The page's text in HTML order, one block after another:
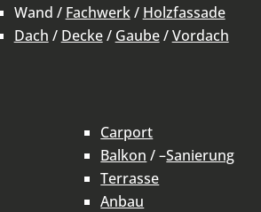
Wand / Fachwerk/ Holzfassade
Dach / Decke/ Gaube/Vordach
Carport
Balkon / –Sanierung
Terrasse
Anbau